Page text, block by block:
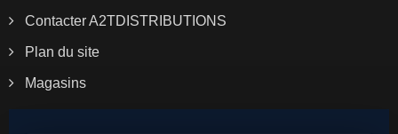
Contacter A2TDISTRIBUTIONS
Plan du site
Magasins